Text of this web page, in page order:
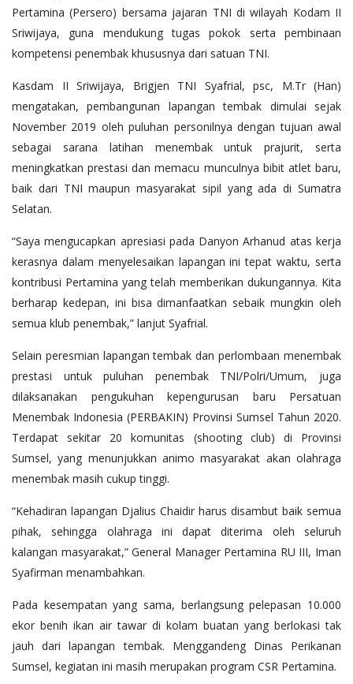
Pertamina (Persero) bersama jajaran TNI di wilayah Kodam II
Sriwijaya, guna mendukung tugas pokok serta pembinaan
kompetensi penembak khususnya dari satuan TNI.
Kasdam II Sriwijaya, Brigjen TNI Syafrial, psc, M.Tr (Han)
mengatakan, pembangunan lapangan tembak dimulai sejak
November 2019 oleh puluhan personilnya dengan tujuan awal
sebagai sarana latihan menembak untuk prajurit, serta
meningkatkan prestasi dan memacu munculnya bibit atlet baru,
baik dari TNI maupun masyarakat sipil yang ada di Sumatra
Selatan.
“Saya mengucapkan apresiasi pada Danyon Arhanud atas kerja
kerasnya dalam menyelesaikan lapangan ini tepat waktu, serta
kontribusi Pertamina yang telah memberikan dukungannya. Kita
berharap kedepan, ini bisa dimanfaatkan sebaik mungkin oleh
semua klub penembak,” lanjut Syafrial.
Selain peresmian lapangan tembak dan perlombaan menembak
prestasi untuk puluhan penembak TNI/Polri/Umum, juga
dilaksanakan pengukuhan kepengurusan baru Persatuan
Menembak Indonesia (PERBAKIN) Provinsi Sumsel Tahun 2020.
Terdapat sekitar 20 komunitas (shooting club) di Provinsi
Sumsel, yang menunjukkan animo masyarakat akan olahraga
menembak masih cukup tinggi.
“Kehadiran lapangan Djalius Chaidir harus disambut baik semua
pihak, sehingga olahraga ini dapat diterima oleh seluruh
kalangan masyarakat,” General Manager Pertamina RU III, Iman
Syafirman menambahkan.
Pada kesempatan yang sama, berlangsung pelepasan 10.000
ekor benih ikan air tawar di kolam buatan yang berlokasi tak
jauh dari lapangan tembak. Menggandeng Dinas Perikanan
Sumsel, kegiatan ini masih merupakan program CSR Pertamina.